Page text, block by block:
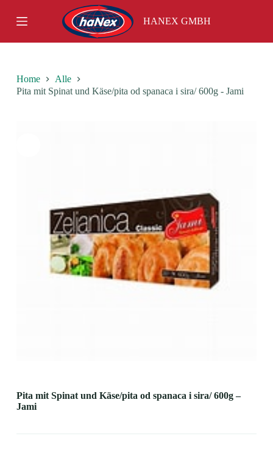
k
p
o
HANEX GMBH
Home
Alle
Pita mit Spinat und Käse/pita od spanaca i sira/ 600g - Jami
Pita mit Spinat und Käse/pita od spanaca i sira/ 600g –
Jami